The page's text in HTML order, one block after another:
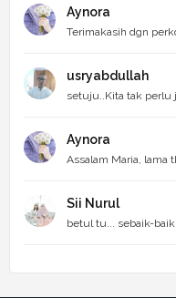
Aynora
Terimakasih dgn
usryabdullah
setuju..Kita tak perlu
Aynora
Assalam Maria, lama
Sii Nurul
betul tu... sebaik-